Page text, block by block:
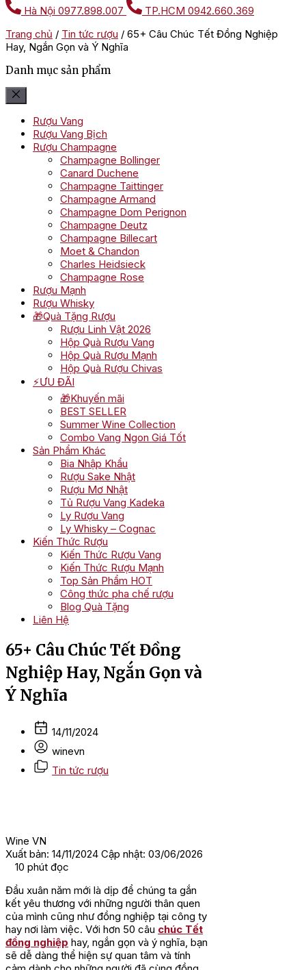
Hà Nội 0977.898.007 TP.HCM 0942.660.369
Trang chủ / Tin tức rượu / 65+ Câu Chúc Tết Đồng Nghiệp
Hay, Ngắn Gọn và Ý Nghĩa
Danh mục sản phẩm
Rượu Vang
Rượu Vang Bịch
Rượu Champagne
Champagne Bollinger
Canard Duchene
Champagne Taittinger
Champagne Armand
Champagne Dom Perignon
Champagne Deutz
Champagne Billecart
Moet & Chandon
Charles Heidsieck
Champagne Rose
Rượu Mạnh
Rượu Whisky
🎁Quà Tặng Rượu
Rượu Linh Vật 2026
Hộp Quà Rượu Vang
Hộp Quà Rượu Mạnh
Hộp Quà Rượu Chivas
⚡ƯU ĐÃI
🎁Khuyến mãi
BEST SELLER
Summer Wine Collection
Combo Vang Ngon Giá Tốt
Sản Phẩm Khác
Bia Nhập Khẩu
Rượu Sake Nhật
Rượu Mơ Nhật
Tủ Rượu Vang Kadeka
Ly Rượu Vang
Ly Whisky – Cognac
Kiến Thức Rượu
Kiến Thức Rượu Vang
Kiến Thức Rượu Mạnh
Top Sản Phẩm HOT
Công thức pha chế rượu
Blog Quà Tặng
Liên Hệ
65+ Câu Chúc Tết Đồng
Nghiệp Hay, Ngắn Gọn và
Ý Nghĩa
14/11/2024
winevn
Tin tức rượu
Wine VN
Xuất bản: 14/11/2024 Cập nhật: 03/06/2026
10 phút đọc
Đầu xuân năm mới là dịp để chúng ta gắn
kết yêu thương với những người thân quen
của mình cũng như đồng nghiệp tại công ty
hay nơi làm việc. Với hơn 50 câu chúc Tết
đồng nghiệp hay, ngắn gọn và ý nghĩa, bạn
sẽ dễ dàng thể hiện sự quan tâm và tính